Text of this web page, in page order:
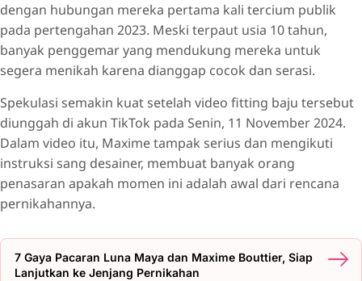
dengan hubungan mereka pertama kali tercium publik
pada pertengahan 2023. Meski terpaut usia 10 tahun,
banyak penggemar yang mendukung mereka untuk
segera menikah karena dianggap cocok dan serasi.
Spekulasi semakin kuat setelah video fitting baju tersebut
diunggah di akun TikTok pada Senin, 11 November 2024.
Dalam video itu, Maxime tampak serius dan mengikuti
instruksi sang desainer, membuat banyak orang
penasaran apakah momen ini adalah awal dari rencana
pernikahannya.
7 Gaya Pacaran Luna Maya dan Maxime Bouttier, Siap
Lanjutkan ke Jenjang Pernikahan